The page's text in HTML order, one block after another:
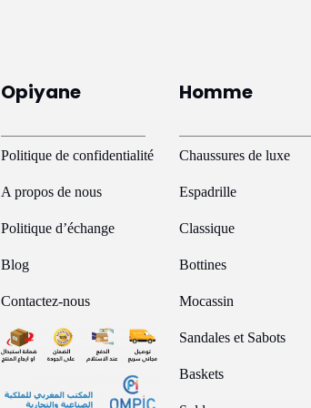
Opiyane
Politique de confidentialité
A propos de nous
Politique d’échange
Blog
Contactez-nous
Homme
Chaussures de luxe
Espadrille
Classique
Bottines
Mocassin
Sandales et Sabots
Baskets